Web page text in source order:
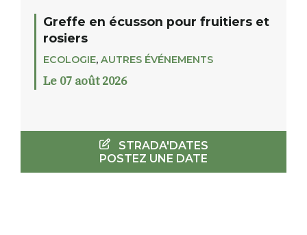
Greffe en écusson pour fruitiers et
rosiers
ECOLOGIE, AUTRES ÉVÉNEMENTS
Le 07 août 2026
STRADA'DATES
POSTEZ UNE DATE